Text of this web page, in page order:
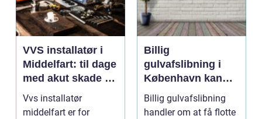
VVS installatør i
Middelfart: til dage
med akut skade og
almindelig service
Vvs installatør
middelfart er for
Billig
gulvafslibning i
København kan
være vejen til
flottere gulve
Billig gulvafslibning
handler om at få flotte